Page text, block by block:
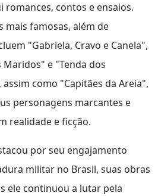
contos e ensaios.
mais famosas, além de
"Gabriela, Cravo e Canela",
Maridos" e "Tenda dos
como "Capitães da Areia",
personagens marcantes e
realidade e ficção.
por seu engajamento
militar no Brasil, suas obras
ele continuou a lutar pela